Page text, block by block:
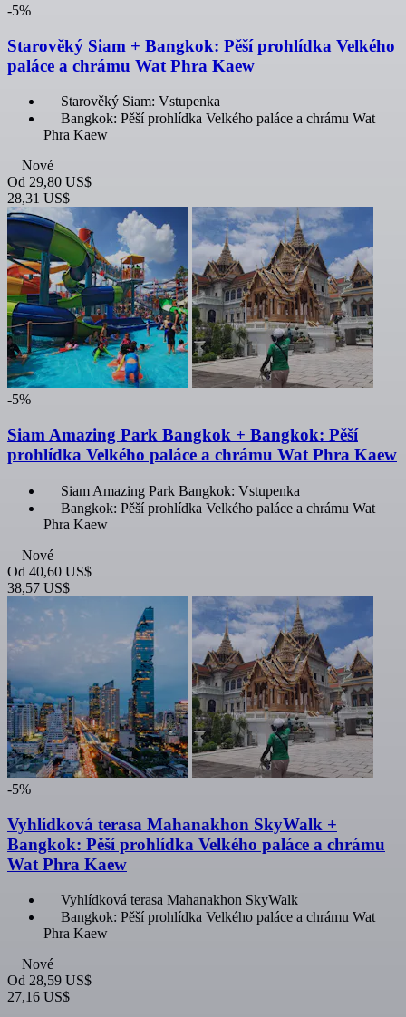
-5%
Starověký Siam + Bangkok: Pěší prohlídka Velkého
paláce a chrámu Wat Phra Kaew
Starověký Siam: Vstupenka
Bangkok: Pěší prohlídka Velkého paláce a chrámu Wat
Phra Kaew
Nové
Od 29,80 US$
28,31 US$
-5%
Siam Amazing Park Bangkok + Bangkok: Pěší
prohlídka Velkého paláce a chrámu Wat Phra Kaew
Siam Amazing Park Bangkok: Vstupenka
Bangkok: Pěší prohlídka Velkého paláce a chrámu Wat
Phra Kaew
Nové
Od 40,60 US$
38,57 US$
-5%
Vyhlídková terasa Mahanakhon SkyWalk +
Bangkok: Pěší prohlídka Velkého paláce a chrámu
Wat Phra Kaew
Vyhlídková terasa Mahanakhon SkyWalk
Bangkok: Pěší prohlídka Velkého paláce a chrámu Wat
Phra Kaew
Nové
Od 28,59 US$
27,16 US$